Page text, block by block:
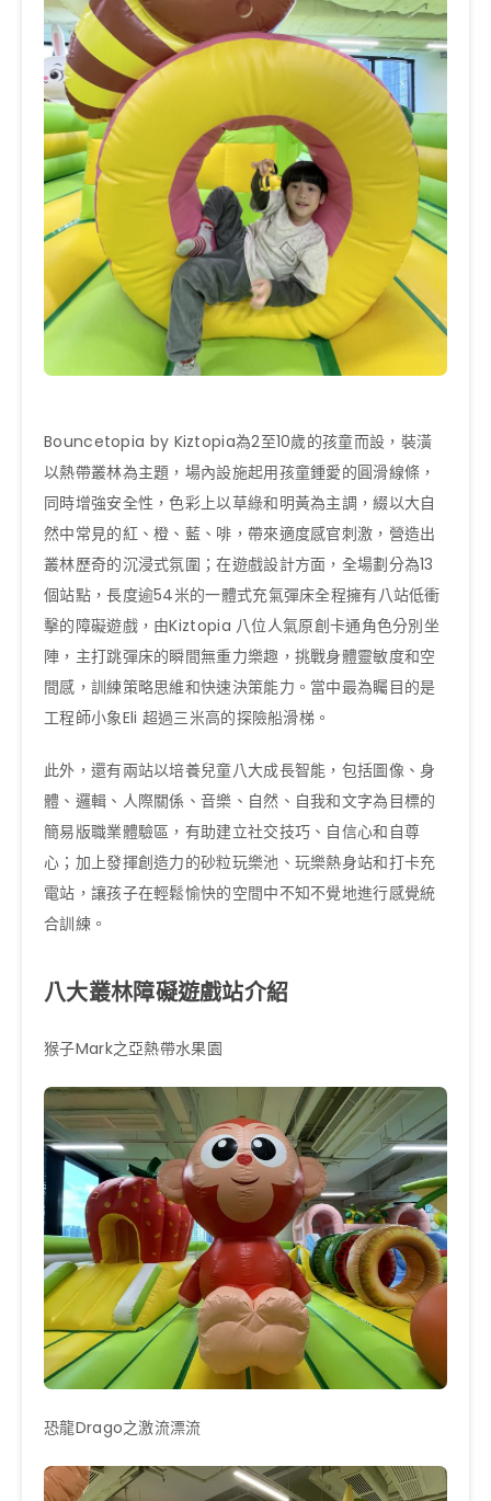
Bouncetopia by Kiztopia為2至10歲的孩童而設，裝潢
以熱帶叢林為主題，場內設施起用孩童鍾愛的圓滑線條，
同時增強安全性，色彩上以草綠和明黃為主調，綴以大自
然中常見的紅、橙、藍、啡，帶來適度感官刺激，營造出
叢林歷奇的沉浸式氛圍；在遊戲設計方面，全場劃分為13
個站點，長度逾54米的一體式充氣彈床全程擁有八站低衝
擊的障礙遊戲，由Kiztopia 八位人氣原創卡通角色分別坐
陣，主打跳彈床的瞬間無重力樂趣，挑戰身體靈敏度和空
間感，訓練策略思維和快速決策能力。當中最為矚目的是
工程師小象Eli 超過三米高的探險船滑梯。
此外，還有兩站以培養兒童八大成長智能，包括圖像、身
體、邏輯、人際關係、音樂、自然、自我和文字為目標的
簡易版職業體驗區，有助建立社交技巧、自信心和自尊
心；加上發揮創造力的砂粒玩樂池、玩樂熱身站和打卡充
電站，讓孩子在輕鬆愉快的空間中不知不覺地進行感覺統
合訓練。
八大叢林障礙遊戲站介紹
猴子Mark之亞熱帶水果園
恐龍Drago之激流漂流